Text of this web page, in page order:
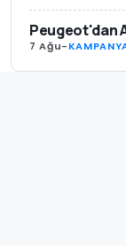
Peugeot'dan
7 Ağu-